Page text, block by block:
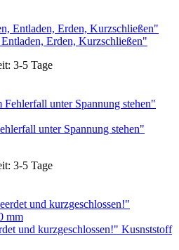
Erden, Kurzschließen"
3-5 Tage
unter Spannung stehen"
3-5 Tage
und kurzgeschlossen!" Kusnststoff